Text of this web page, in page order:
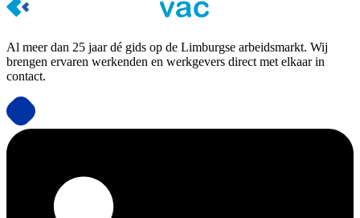
Al meer dan 25 jaar dé gids op de Limburgse arbeidsmarkt. Wij
brengen ervaren werkenden en werkgevers direct met elkaar in
contact.